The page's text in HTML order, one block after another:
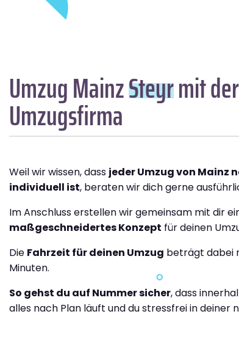
Umzug MainzSteyrmit
Umzugsfirma
Weil wir wissen, dass jeder Umzug von Mainz
individuell ist, beraten wir dich gerne
Im Anschluss erstellen wir gemeinsam mit dir
maßgeschneidertes Konzept für deinen
Die Fahrzeit für deinen Umzug beträgt dabei
Minuten.
So gehst du auf Nummer sicher, dass
alles nach Plan läuft und du stressfrei in deiner